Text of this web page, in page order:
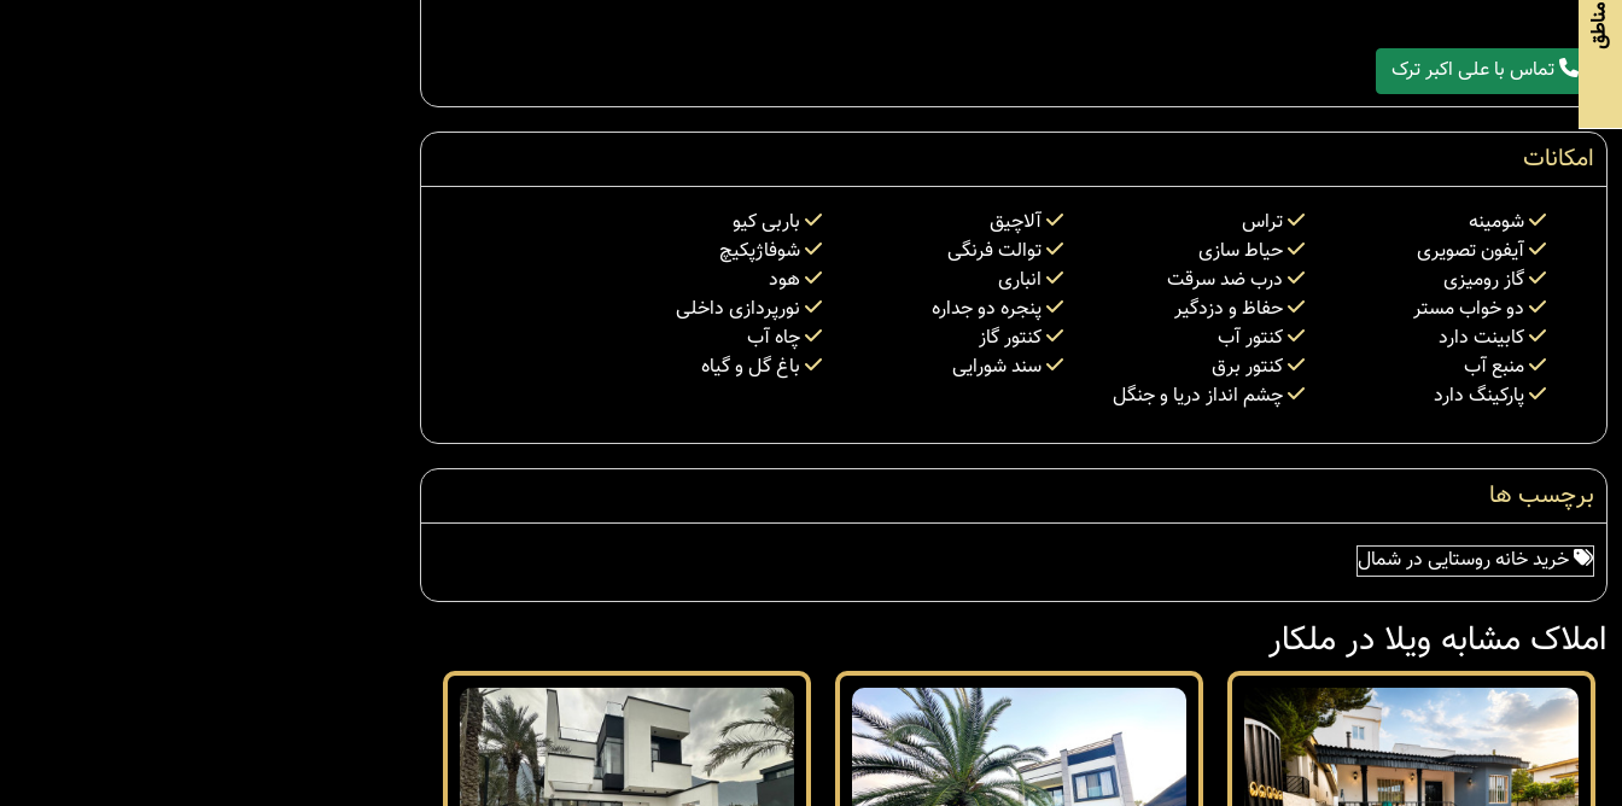
تماس با علی اکبر ترک
امکانات
شومینه تراس آلاچیق
باربی کیو
آیفون تصویری
حیاط سازی توالت فرنگی
شوفاژپکیچ
گاز رومیزی
درب ضد سرقت انباری
هود
دو خواب مستر
حفاظ و دزدگیر پنجره دو جداره
نورپردازی داخلی
کابینت دارد
کنتور آب کنتور گاز
چاه آب
منبع آب
کنتور برق سند شورایی
باغ گل و گیاه
پارکینگ دارد
چشم انداز دریا و جنگل
برچسب ها
خرید خانه روستایی در شمال
املاک مشابه ویلا در ملکار
مناطق